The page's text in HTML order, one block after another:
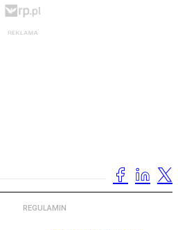
REGULAMIN